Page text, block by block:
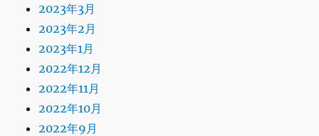
2023年3月
2023年2月
2023年1月
2022年12月
2022年11月
2022年10月
2022年9月